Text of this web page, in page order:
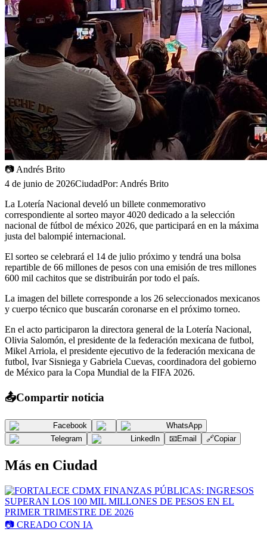
📷 Andrés Brito
4 de junio de 2026CiudadPor: Andrés Brito
La Lotería Nacional develó un billete conmemorativo
correspondiente al sorteo mayor 4020 dedicado a la selección
nacional de fútbol de méxico 2026, que participará en en la máxima
justa del balompié internacional.
El sorteo se celebrará el 14 de julio próximo y tendrá una bolsa
repartible de 66 millones de pesos con una emisión de tres millones
600 mil cachitos que se distribuirán por todo el país.
La imagen del billete corresponde a los 26 seleccionados mexicanos
y cuerpo técnico que buscarán coronarse en el próximo torneo.
En el acto participaron la directora general de la Lotería Nacional,
Olivia Salomón, el presidente de la federación mexicana de futbol,
Mikel Arriola, el presidente ejecutivo de la federación mexicana de
futbol, Ivar Sisniega y Gabriela Cuevas, coordinadora del gobierno
de México para la Copa Mundial de la FIFA 2026.
📤Compartir noticia
Facebook
WhatsApp
Telegram
LinkedIn 📧Email 🔗Copiar
Más en Ciudad
📷 CREADO CON IA